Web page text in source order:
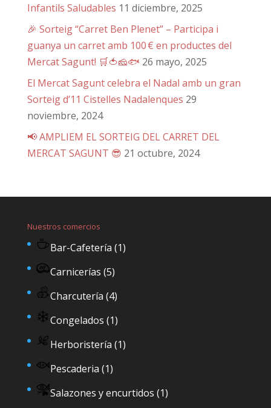
Infantils Saludables 11 diciembre, 2025
🎉 Sorteig “Carret Ben Plenet” – Participa i
guanya un carret amb 100 € en productes del
Mercat Sagunt! 🛒🍅🧀🐟 26 mayo, 2025
El Mercat Sagunt celebra el Nadal amb un gran
Sorteig d’11 Cistelles Nadalenques 29
noviembre, 2024
📢 AMPLIEM EL SORTEIG DEL CARRET DEL
MERCAT SAGUNT 😎 21 octubre, 2024
Nuestros comercios
Bar-Cafetería (1)
Carnicerías (5)
Charcutería (4)
Congelados (1)
Herboristería (1)
Pescaderia (1)
Salazones y encurtidos (1)